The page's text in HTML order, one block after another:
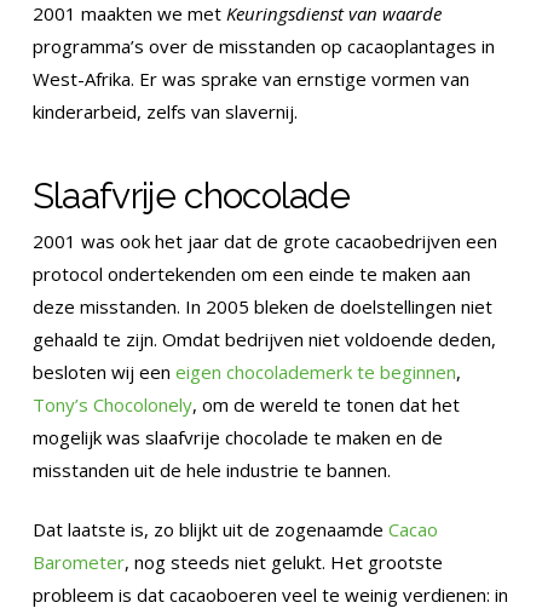
2001 maakten we met Keuringsdienst van waarde
programma’s over de misstanden op cacaoplantages in
West-Afrika. Er was sprake van ernstige vormen van
kinderarbeid, zelfs van slavernij.
Slaafvrije chocolade
2001 was ook het jaar dat de grote cacaobedrijven een
protocol ondertekenden om een einde te maken aan
deze misstanden. In 2005 bleken de doelstellingen niet
gehaald te zijn. Omdat bedrijven niet voldoende deden,
besloten wij een eigen chocolademerk te beginnen,
Tony’s Chocolonely, om de wereld te tonen dat het
mogelijk was slaafvrije chocolade te maken en de
misstanden uit de hele industrie te bannen.
Dat laatste is, zo blijkt uit de zogenaamde Cacao
Barometer, nog steeds niet gelukt. Het grootste
probleem is dat cacaoboeren veel te weinig verdienen: in